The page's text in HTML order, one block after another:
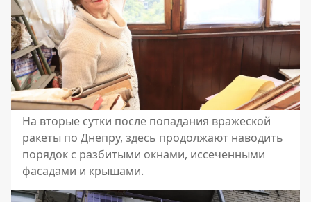
На вторые сутки после попадания вражеской
ракеты по Днепру, здесь продолжают наводить
порядок с разбитыми окнами, иссеченными
фасадами и крышами.